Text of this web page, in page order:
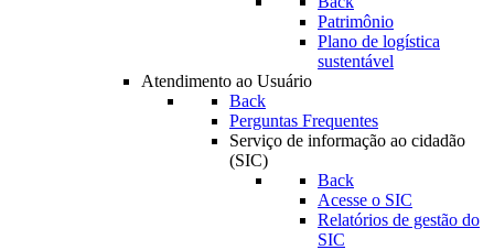
Patrimônio
Plano de logística
sustentável
Atendimento ao Usuário
Back
Perguntas Frequentes
Serviço de informação ao cidadão
(SIC)
Back
Acesse o SIC
Relatórios de gestão do
SIC